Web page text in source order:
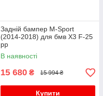
Задній бампер M-Sport
(2014-2018) для бмв X3 F-25
рр
В наявності
15 680 ₴ 15 994 ₴
Купити